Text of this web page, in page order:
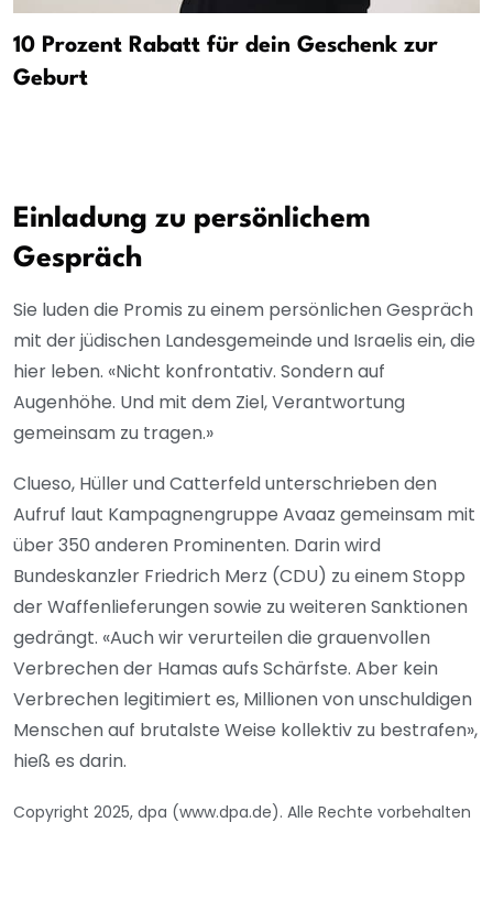
10 Prozent Rabatt für dein Geschenk zur
Geburt
Einladung zu persönlichem
Gespräch
Sie luden die Promis zu einem persönlichen Gespräch
mit der jüdischen Landesgemeinde und Israelis ein, die
hier leben. «Nicht konfrontativ. Sondern auf
Augenhöhe. Und mit dem Ziel, Verantwortung
gemeinsam zu tragen.»
Clueso, Hüller und Catterfeld unterschrieben den
Aufruf laut Kampagnengruppe Avaaz gemeinsam mit
über 350 anderen Prominenten. Darin wird
Bundeskanzler Friedrich Merz (CDU) zu einem Stopp
der Waffenlieferungen sowie zu weiteren Sanktionen
gedrängt. «Auch wir verurteilen die grauenvollen
Verbrechen der Hamas aufs Schärfste. Aber kein
Verbrechen legitimiert es, Millionen von unschuldigen
Menschen auf brutalste Weise kollektiv zu bestrafen»,
hieß es darin.
Copyright 2025, dpa (www.dpa.de). Alle Rechte vorbehalten